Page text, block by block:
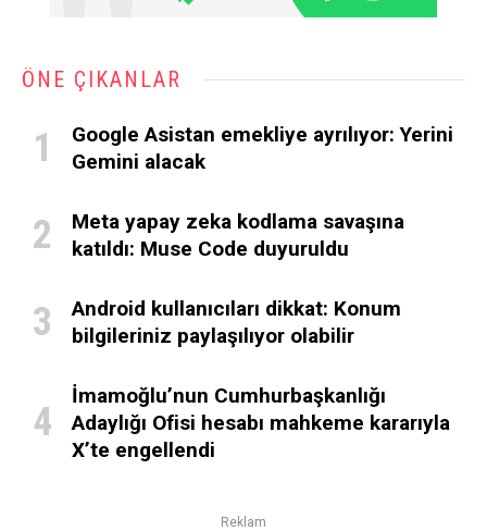
ÖNE ÇIKANLAR
Google Asistan emekliye ayrılıyor: Yerini
Gemini alacak
Meta yapay zeka kodlama savaşına
katıldı: Muse Code duyuruldu
Android kullanıcıları dikkat: Konum
bilgileriniz paylaşılıyor olabilir
İmamoğlu’nun Cumhurbaşkanlığı
Adaylığı Ofisi hesabı mahkeme kararıyla
X’te engellendi
Reklam